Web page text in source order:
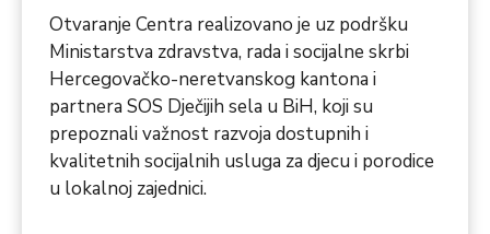
Otvaranje Centra realizovano je uz podršku
Ministarstva zdravstva, rada i socijalne skrbi
Hercegovačko-neretvanskog kantona i
partnera SOS Dječijih sela u BiH, koji su
prepoznali važnost razvoja dostupnih i
kvalitetnih socijalnih usluga za djecu i porodice
u lokalnoj zajednici.